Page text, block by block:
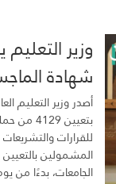
شهادة
أصدر وزير التعليم
بتعيين
للقرارات
المشمولين
الجامعات، بدءًا من يوم